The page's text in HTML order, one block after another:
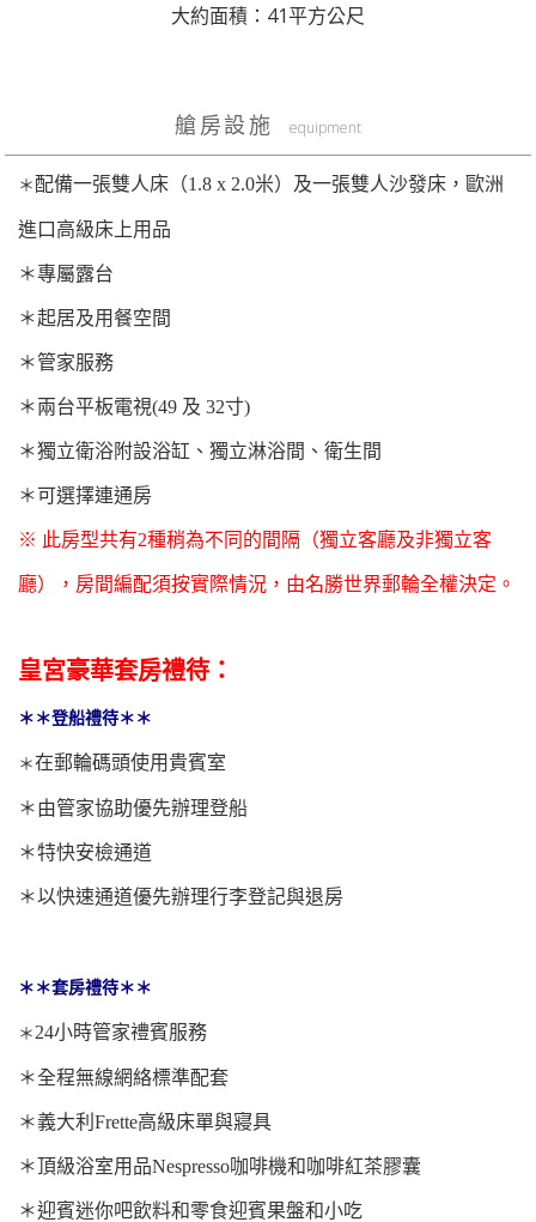
大約面積：41平方公尺
艙房設施 equipment
＊ 配備一張雙人床（1.8 x 2.0米）及一張雙人沙發床，歐洲
進口高級床上用品
＊專屬露台
＊起居及用餐空間
＊管家服務
＊兩台平板電視(49 及 32寸)
＊獨立衛浴附設浴缸、獨立淋浴間、衛生間
＊可選擇連通房
※ 此房型共有2種稍為不同的間隔（獨立客廳及非獨立客
廳），房間編配須按實際情況，由名勝世界郵輪全權決定。
皇宮豪華套房禮待：
＊＊登船禮待＊＊
＊在郵輪碼頭使用貴賓室
＊由管家協助優先辦理登船
＊特快安檢通道
＊以快速通道優先辦理行李登記與退房
＊＊套房禮待＊＊
＊ 24小時管家禮賓服務
＊全程無線網絡標準配套
＊義大利Frette高級床單與寢具
＊頂級浴室用品Nespresso咖啡機和咖啡紅茶膠囊
＊迎賓迷你吧飲料和零食迎賓果盤和小吃